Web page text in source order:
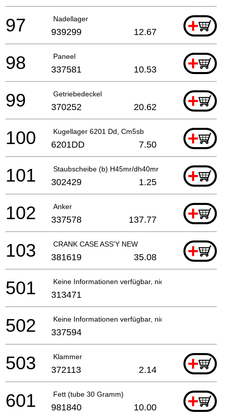
Nadellager +
97 939299 12.67
Paneel +
98 337581 10.53
Getriebedeckel +
99 370252 20.62
Kugellager 6201 Dd, Cm5sb +
100 6201DD 7.50
Staubscheibe (b) H45mr/dh40mr +
101 302429 1.25
Anker +
102 337578 137.77
CRANK CASE ASS'Y NEW +
103 381619 35.08
Keine Informationen verfügbar, nicht bestellbar
501 313471
Keine Informationen verfügbar, nicht bestellbar
502 337594
Klammer +
503 372113 2.14
Fett (tube 30 Gramm) +
601 981840 10.00